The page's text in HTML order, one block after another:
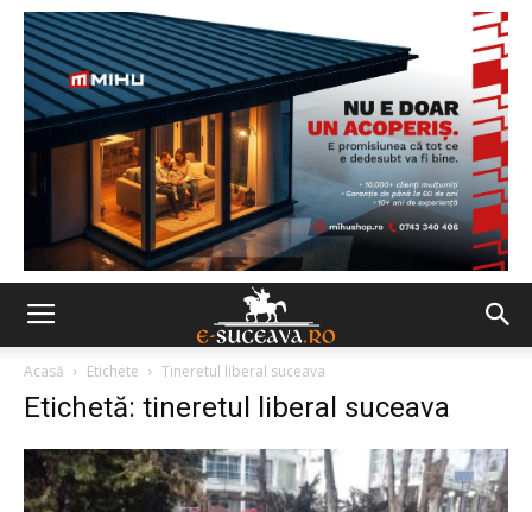
Acasă Etichete Tineretul liberal suceava
Etichetă: tineretul liberal suceava